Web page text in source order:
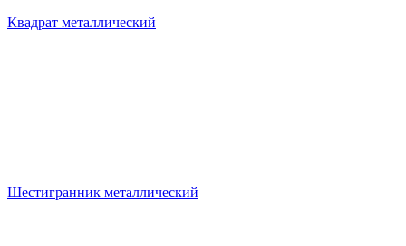
Квадрат металлический
Шестигранник металлический